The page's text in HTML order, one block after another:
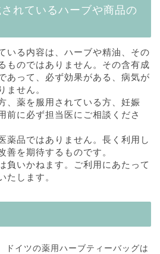
れているハーブや商品の
いる内容は、ハーブや精油、その
ものではありません。その含有成
あって、必ず効果がある、病気が
ません。
、薬を服用されている方、妊娠
前に必ず担当医にご相談くださ
薬品ではありません。長く利用し
善を期待するものです。
負いかねます。ご利用にあたって
たします。
ドイツの薬用ハーブティーバッグは